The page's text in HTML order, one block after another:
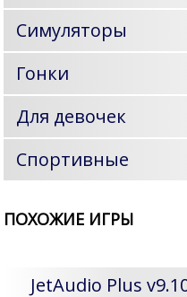
Симуляторы
Гонки
Для девочек
Спортивные
ПОХОЖИЕ ИГРЫ
JetAudio Plus